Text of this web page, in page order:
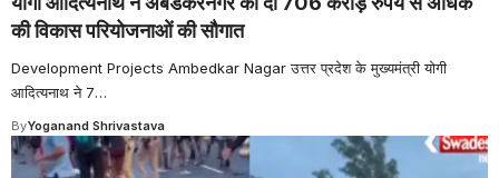
की विकास परियोजनाओं की सौगात
Development Projects Ambedkar Nagar उत्तर प्रदेश के मुख्यमंत्री योगी
आदित्यनाथ ने 7…
ByYoganand Shrivastava